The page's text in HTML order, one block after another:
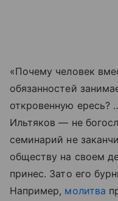
«Почему человек
обязанностей
откровенную ересь?
Ильтяков — не
семинарий не
обществу на своем
принес. Зато его
Например, молитва